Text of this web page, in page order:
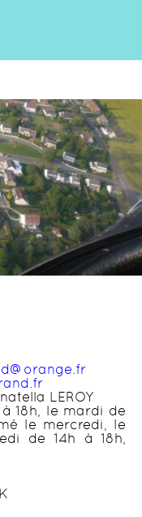
LEROY
18h, le mardi de
le mercredi, le
de 14h à 18h,